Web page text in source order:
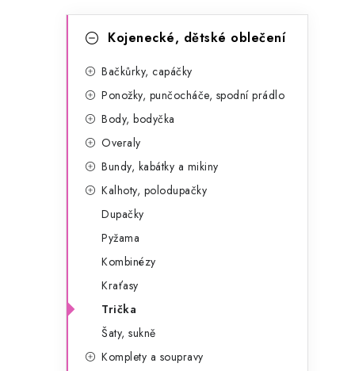
p
kategorieKojenecké, dětské oblečení
Bačkůrky, capáčky
Ponožky, punčocháče, spodní prádlo
Body, bodyčka
Overaly
Bundy, kabátky a mikiny
Kalhoty, polodupačky
Dupačky
Pyžama
Kombinézy
Kraťasy
Trička
Šaty, sukně
Komplety a soupravy